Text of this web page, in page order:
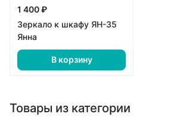
1 400 ₽
Зеркало к шкафу ЯН-35
Янна
В корзину
Товары из категории